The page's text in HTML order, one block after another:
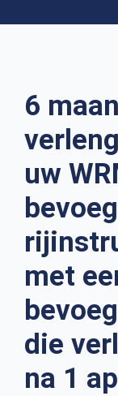
6
uw
met
die
na 1